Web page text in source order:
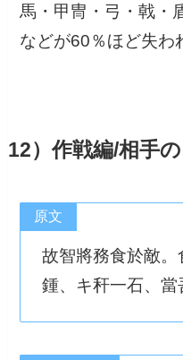
馬・甲冑・弓・戟・
などが60％ほど失わ
12）作戦編/相手
原文
故智將務食於敵
鍾、キ秆一石、當